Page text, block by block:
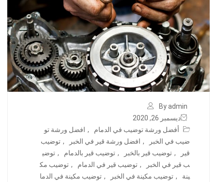
By admin
ديسمبر 26, 2020
أفضل ورشة توضيب في الدمام
, افضل ورشة تو
ضيب في الخبر
, افضل ورشة قير في الخبر , توضيب
قير
, توضيب قير بالخبر , توضيب قير بالدمام , توضي
ب قير في الخبر
, توضيب قير في الدمام , توضيب مك
ينة
, توضيب مكينة في الخبر , توضيب مكينة في الدما